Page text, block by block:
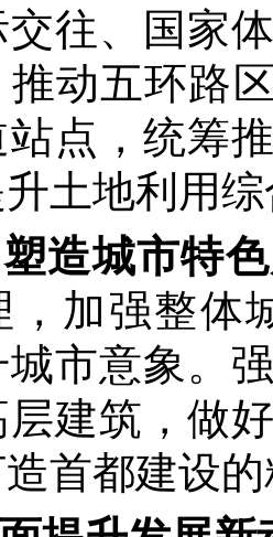
往、国家
动五环路
点，统筹
土地利用
塑造城市特
，加强整体
城市意象。
层建筑，做
首都建设